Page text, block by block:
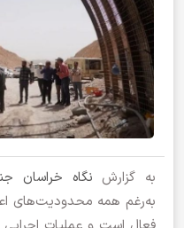
به گزارش نگاه خراسان
به‌رغم همه محدودیت‌های